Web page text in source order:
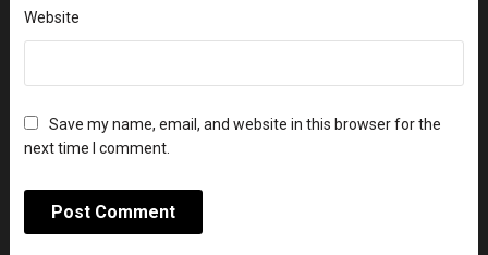
Website
Save my name, email, and website in this browser for the
next time I comment.